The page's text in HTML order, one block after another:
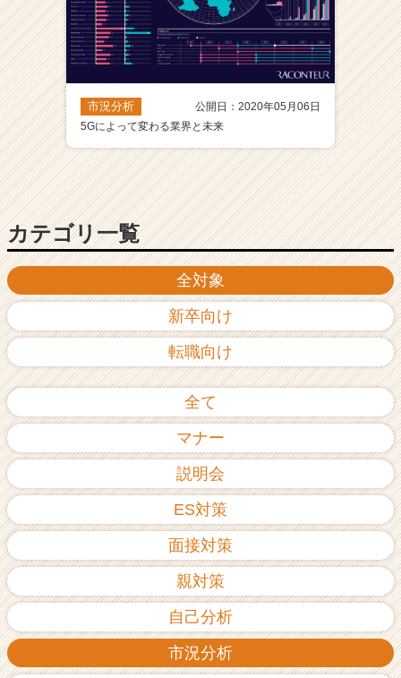
全対象
新卒向け
転職向け
全て
マナー
説明会
ES対策
面接対策
親対策
自己分析
市況分析
市況分析
公開日：2020年05月06日
5Gによって変わる業界と未来
カテゴリ一覧